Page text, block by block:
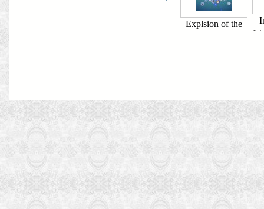
Intersection of